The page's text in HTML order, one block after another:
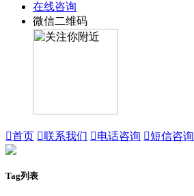
在线咨询
微信二维码
首页 联系我们 电话咨询 短信咨询
Tag列表